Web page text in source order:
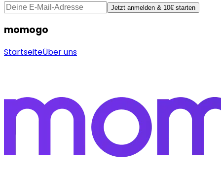
Jetzt anmelden & 10€ starten
momogo
StartseiteÜber uns